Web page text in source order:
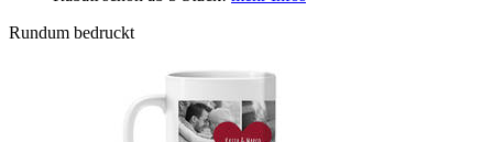
Rundum bedruckt